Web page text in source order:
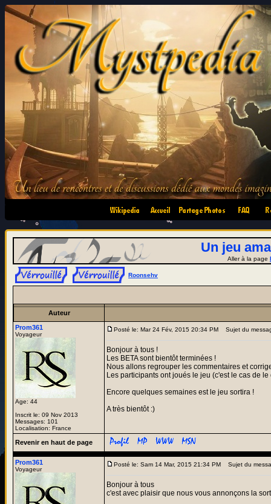
•
Un jeu
Aller à la page
Roonsehv
Auteur
Prom361
Voyageur
Age: 44
Inscrit le: 09 Nov 2013
Messages: 101
Localisation: France
Posté le: Mar 24 Fév, 2015 20:34 PM Sujet du
Bonjour à tous !
Les BETA sont bientôt terminées !
Nous allons regrouper les commentaires et
Les participants ont joués le jeu (c'est le cas de
Encore quelques semaines est le jeu sortira !
A très bientôt :)
Revenir en haut de page
Prom361
Voyageur
Posté le: Sam 14 Mar, 2015 21:34 PM Sujet du
Bonjour à tous
c'est avec plaisir que nous vous annonçons la